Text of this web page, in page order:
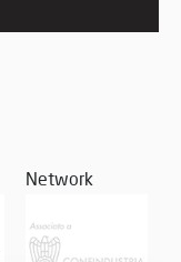
Network